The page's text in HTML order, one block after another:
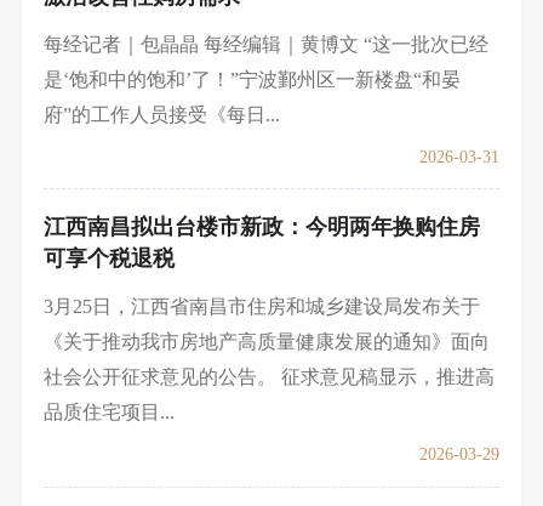
每经记者｜包晶晶 每经编辑｜黄博文 “这一批次已经
是‘饱和中的饱和’了！”宁波鄞州区一新楼盘“和晏
府”的工作人员接受《每日...
2026-03-31
江西南昌拟出台楼市新政：今明两年换购住房
可享个税退税
3月25日，江西省南昌市住房和城乡建设局发布关于
《关于推动我市房地产高质量健康发展的通知》面向
社会公开征求意见的公告。 征求意见稿显示，推进高
品质住宅项目...
2026-03-29